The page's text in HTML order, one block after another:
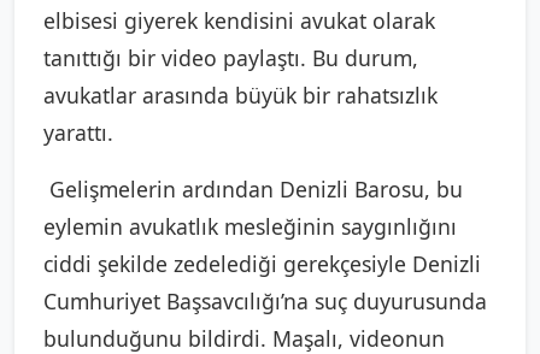
elbisesi giyerek kendisini avukat olarak
tanıttığı bir video paylaştı. Bu durum,
avukatlar arasında büyük bir rahatsızlık
yarattı.
Gelişmelerin ardından Denizli Barosu, bu
eylemin avukatlık mesleğinin saygınlığını
ciddi şekilde zedelediği gerekçesiyle Denizli
Cumhuriyet Başsavcılığı’na suç duyurusunda
bulunduğunu bildirdi. Maşalı, videonun